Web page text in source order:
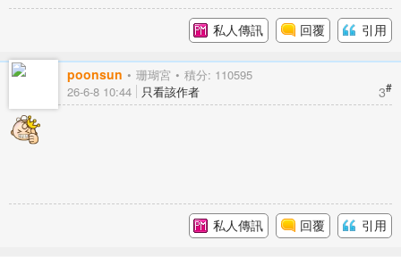
私人傳訊 回覆 引用
poonsun 珊瑚宮 積分: 110595
3#
26-6-8 10:44 只看該作者
私人傳訊 回覆 引用